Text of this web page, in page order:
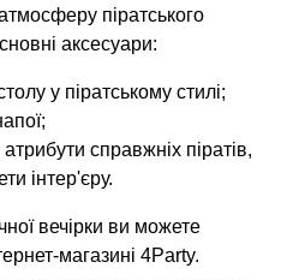
піратського
аксесуари:
у піратському стилі;
справжніх піратів,
інтер'єру.
вечірки ви можете
магазині 4Party.